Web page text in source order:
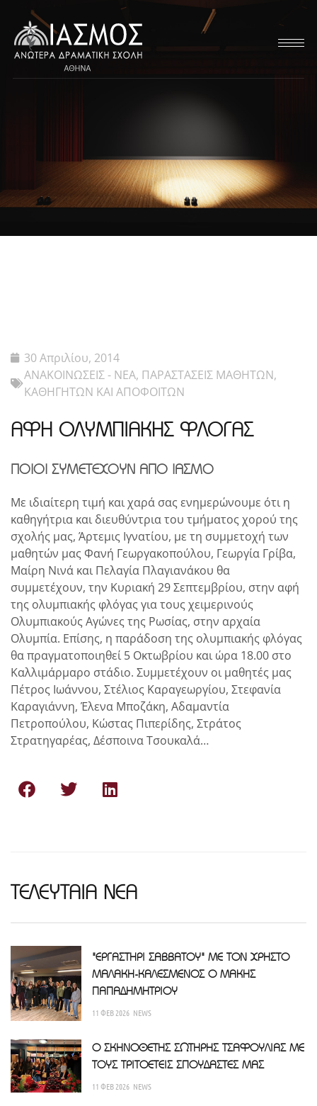
30 Απριλίου, 2014
ΑΝΑΚΟΙΝΩΣΕΙΣ - ΝΕΑ, ΠΑΡΑΣΤΑΣΕΙΣ ΜΑΘΗΤΩΝ,
ΚΑΘΗΓΗΤΩΝ ΚΑΙ ΑΠΟΦΟΙΤΩΝ
ΑΦΗ ΟΛΥΜΠΙΑΚΗΣ ΦΛΟΓΑΣ
ΠΟΙΟΙ ΣΥΜΕΤΕΧΟΥΝ ΑΠΟ ΙΑΣΜΟ
Με ιδιαίτερη τιμή και χαρά σας ενημερώνουμε ότι η
καθηγήτρια και διευθύντρια του τμήματος χορού της
σχολής μας, Άρτεμις Ιγνατίου, με τη συμμετοχή των
μαθητών μας Φανή Γεωργακοπούλου, Γεωργία Γρίβα,
Μαίρη Νινά και Πελαγία Πλαγιανάκου θα
συμμετέχουν, την Κυριακή 29 Σεπτεμβρίου, στην αφή
της ολυμπιακής φλόγας για τους χειμερινούς
Ολυμπιακούς Αγώνες της Ρωσίας, στην αρχαία
Ολυμπία. Επίσης, η παράδοση της ολυμπιακής φλόγας
θα πραγματοποιηθεί 5 Οκτωβρίου και ώρα 18.00 στο
Καλλιμάρμαρο στάδιο. Συμμετέχουν οι μαθητές μας
Πέτρος Ιωάννου, Στέλιος Καραγεωργίου, Στεφανία
Καραγιάννη, Έλενα Μποζάκη, Αδαμαντία
Πετροπούλου, Κώστας Πιπερίδης, Στράτος
Στρατηγαρέας, Δέσποινα Τσουκαλά…
ΤΕΛΕΥΤΑΙΑ ΝΕΑ
"ΕΡΓΑΣΤΗΡΙ ΣΑΒΒΑΤΟΥ" ΜΕ ΤΟΝ ΧΡΗΣΤΟ
ΜΑΛΑΚΗ-ΚΑΛΕΣΜΕΝΟΣ Ο ΜΑΚΗΣ
ΠΑΠΑΔΗΜΗΤΡΙΟΥ
11 ΦΕΒ 2026 NEWS
Ο ΣΚΗΝΟΘΕΤΗΣ ΣΩΤΗΡΗΣ ΤΣΑΦΟΥΛΙΑΣ ΜΕ
ΤΟΥΣ ΤΡΙΤΟΕΤΕΙΣ ΣΠΟΥΔΑΣΤΕΣ ΜΑΣ
11 ΦΕΒ 2026 NEWS